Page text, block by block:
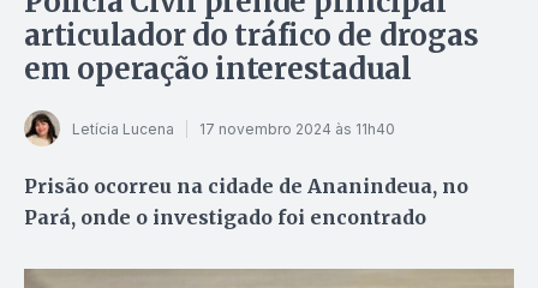
articulador do tráfico de drogas
em operação interestadual
Letícia Lucena 17 novembro 2024 às 11h40
Prisão ocorreu na cidade de Ananindeua, no
Pará, onde o investigado foi encontrado